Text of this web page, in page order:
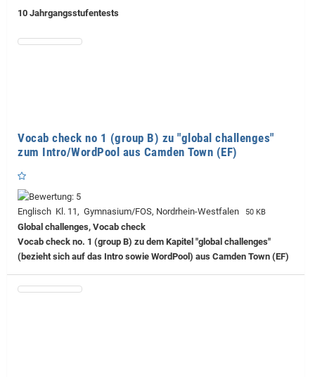
10 Jahrgangsstufentests
Vocab check no 1 (group B) zu "global challenges"
zum Intro/WordPool aus Camden Town (EF)
Englisch Kl. 11, Gymnasium/FOS, Nordrhein-Westfalen 50 KB
Global challenges, Vocab check
Vocab check no. 1 (group B) zu dem Kapitel "global challenges"
(bezieht sich auf das Intro sowie WordPool) aus Camden Town (EF)